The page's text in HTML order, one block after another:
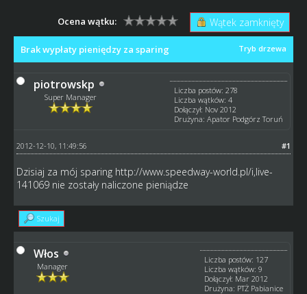
Wątek zamknięty
Ocena wątku:
Tryb drzewa
Brak wypłaty pieniędzy za sparing
piotrowskp
Super Manager
Liczba postów: 278
Liczba wątków: 4
Dołączył: Nov 2012
Drużyna: Apator Podgórz Toruń
#1
2012-12-10, 11:49:56
Dzisiaj za mój sparing http://www.speedway-world.pl/i,live-
141069nie zostały naliczone pieniądze
Szukaj
Włos
Manager
Liczba postów: 127
Liczba wątków: 9
Dołączył: Mar 2012
Drużyna: PTŻ Pabianice